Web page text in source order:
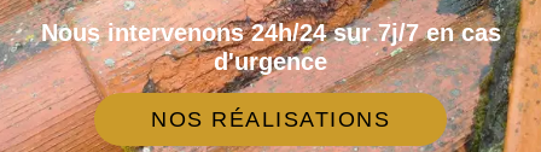
Nous intervenons 24h/24 sur 7j/7 en cas
d'urgence
NOS RÉALISATIONS